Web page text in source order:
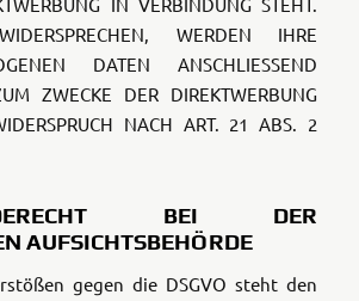
WERDEN IHRE
DATEN ANSCHLIESSEND
ZWECKE DER DIREKTWERBUNG
NACH ART. 21 ABS. 2
BEI DER
AUFSICHTSBEHÖRDE
gegen die DSGVO steht den